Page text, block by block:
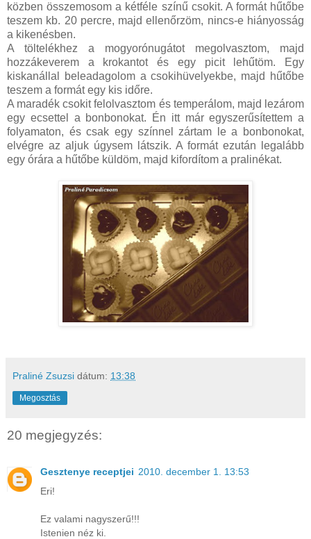
közben összemosom a kétféle színű csokit. A formát hűtőbe
teszem kb. 20 percre, majd ellenőrzöm, nincs-e hiányosság
a kikenésben.
A töltelékhez a mogyorónugátot megolvasztom, majd
hozzákeverem a krokantot és egy picit lehűtöm. Egy
kiskanállal beleadagolom a csokihüvelyekbe, majd hűtőbe
teszem a formát egy kis időre.
A maradék csokit felolvasztom és temperálom, majd lezárom
egy ecsettel a bonbonokat. Én itt már egyszerűsítettem a
folyamaton, és csak egy színnel zártam le a bonbonokat,
elvégre az aljuk úgysem látszik. A formát ezután legalább
egy órára a hűtőbe küldöm, majd kifordítom a pralinékat.
Praliné Zsuzsi dátum: 13:38
Megosztás
20 megjegyzés:
Gesztenye receptjei 2010. december 1. 13:53
Eri!
Ez valami nagyszerű!!!
Istenien néz ki.